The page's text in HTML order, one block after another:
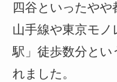
四谷といったや
山手線や東京モノ
駅」徒歩数分とい
れました。